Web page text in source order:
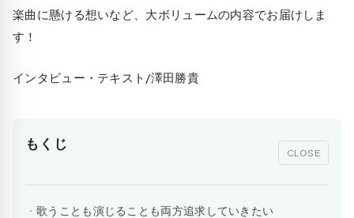
楽曲に懸ける想いなど、大ボリュームの内容でお届けしま
す！
インタビュー・テキスト/澤田勝貴
もくじ
CLOSE
歌うことも演じることも両方追求していきたい